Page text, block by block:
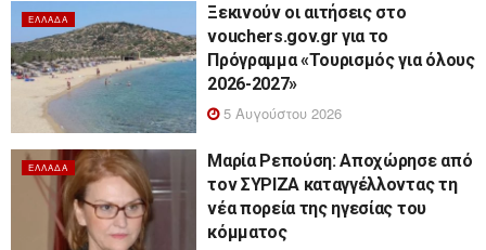
ΕΛΛΆΔΑ
Ξεκινούν οι αιτήσεις στο
vouchers.gov.gr για το
Πρόγραμμα «Τουρισμός για όλους
2026-2027»
5 Αυγούστου 2026
ΕΛΛΆΔΑ
Μαρία Ρεπούση: Αποχώρησε από
τον ΣΥΡΙΖΑ καταγγέλλοντας τη
νέα πορεία της ηγεσίας του
κόμματος